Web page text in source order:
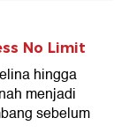
No Limit
hingga
menjadi
sebelum